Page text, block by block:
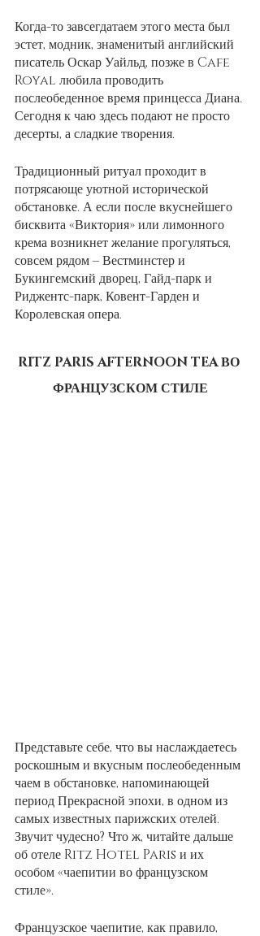
Когда-то завсегдатаем этого места был
эстет, модник, знаменитый английский
писатель Оскар Уайльд, позже в Cafe
Royal любила проводить
послеобеденное время принцесса Диана.
Сегодня к чаю здесь подают не просто
десерты, а сладкие творения.
Традиционный ритуал проходит в
потрясающе уютной исторической
обстановке. А если после вкуснейшего
бисквита «Виктория» или лимонного
крема возникнет желание прогуляться,
совсем рядом – Вестминстер и
Букингемский дворец, Гайд-парк и
Риджентс-парк, Ковент-Гарден и
Королевская опера.
RITZ PARIS AFTERNOON TEA ВО
ФРАНЦУЗСКОМ СТИЛЕ
Представьте себе, что вы наслаждаетесь
роскошным и вкусным послеобеденным
чаем в обстановке, напоминающей
период Прекрасной эпохи, в одном из
самых известных парижских отелей.
Звучит чудесно? Что ж, читайте дальше
об отеле Ritz Hotel Paris и их
особом «чаепитии во французском
стиле».
Французское чаепитие, как правило,